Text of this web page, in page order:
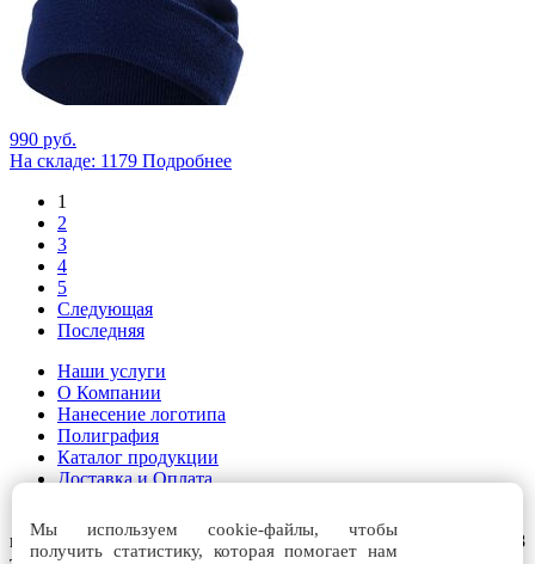
990 руб.
На складе: 1179 Подробнее
1
2
3
4
5
Следующая
Последняя
Наши услуги
О Компании
Нанесение логотипа
Полиграфия
Каталог продукции
Доставка и Оплата
Мы используем cookie-файлы, чтобы
получить статистику, которая помогает нам
г. Краснодар ул. Алма-Атинская, 57, эт. 1, оф. №2, эт. 3, оф. №8